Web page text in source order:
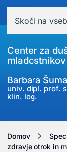
Skoči na
Center za
mladostnikov
Barbara
univ. dipl. prof.
klin. log.
Domov
zdravje otrok in